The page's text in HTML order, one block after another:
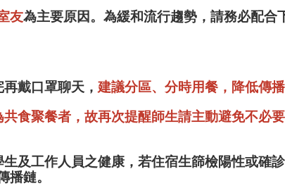
友為主要原因。為緩和流行趨勢，請務必配合
戴口罩聊天， 建議分區、分時用餐，降低傳播
食聚餐者，故再次提醒師生請主動避免不必
及工作人員之健康，若住宿生篩檢陽性或確
鏈。